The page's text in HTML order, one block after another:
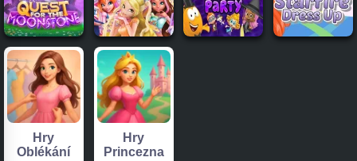
Hry
Oblékání
Hry
Princezna